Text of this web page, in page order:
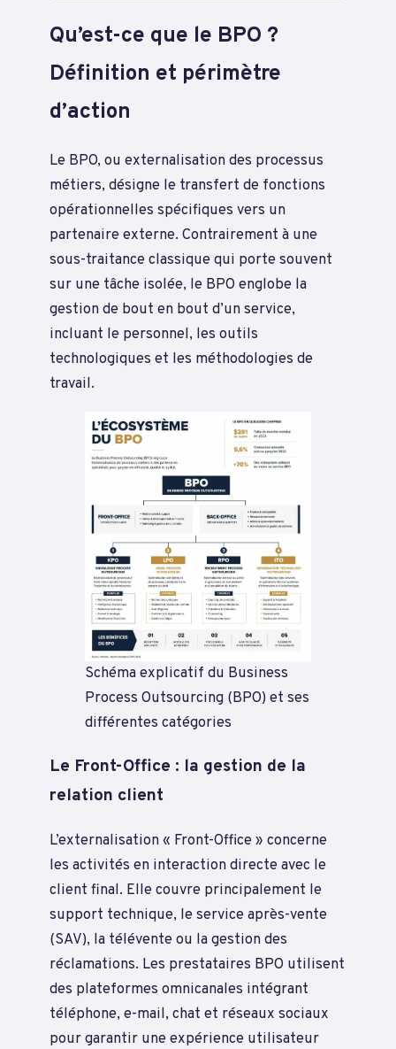
Qu’est-ce que le BPO ?
Définition et périmètre
d’action
Le BPO, ou externalisation des processus
métiers, désigne le transfert de fonctions
opérationnelles spécifiques vers un
partenaire externe. Contrairement à une
sous-traitance classique qui porte souvent
sur une tâche isolée, le BPO englobe la
gestion de bout en bout d’un service,
incluant le personnel, les outils
technologiques et les méthodologies de
travail.
Schéma explicatif du Business
Process Outsourcing (BPO) et ses
différentes catégories
Le Front-Office : la gestion de la
relation client
L’externalisation « Front-Office » concerne
les activités en interaction directe avec le
client final. Elle couvre principalement le
support technique, le service après-vente
(SAV), la télévente ou la gestion des
réclamations. Les prestataires BPO utilisent
des plateformes omnicanales intégrant
téléphone, e-mail, chat et réseaux sociaux
pour garantir une expérience utilisateur